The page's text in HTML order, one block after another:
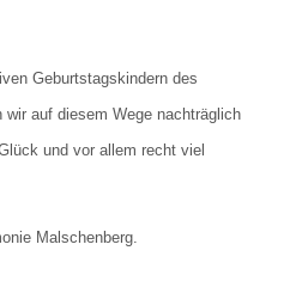
Geburtstagskindern des
wir auf diesem Wege nachträglich
und vor allem recht viel
Malschenberg.